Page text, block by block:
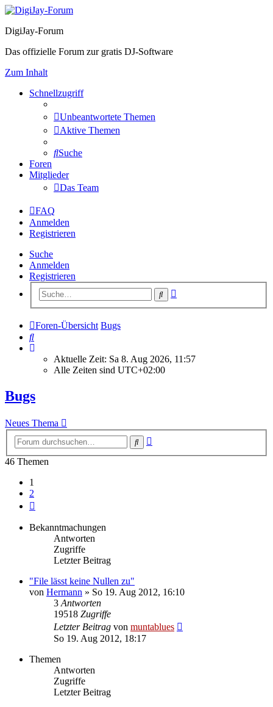
DigiJay-Forum
Das offizielle Forum zur gratis DJ-Software
Zum Inhalt
Schnellzugriff
Unbeantwortete Themen
Aktive Themen
Suche
Foren
Mitglieder
Das Team
FAQ
Anmelden
Registrieren
Suche
Anmelden
Registrieren
Suche
Foren-Übersicht Bugs
Suche
Aktuelle Zeit: Sa 8. Aug 2026, 11:57
Alle Zeiten sind UTC+02:00
Bugs
Neues Thema
Suche
46 Themen
1
2
Bekanntmachungen
Antworten
Zugriffe
Letzter Beitrag
"File lässt keine Nullen zu"
von Hermann » So 19. Aug 2012, 16:10
3 Antworten
19518 Zugriffe
Letzter Beitrag von muntablues
So 19. Aug 2012, 18:17
Themen
Antworten
Zugriffe
Letzter Beitrag